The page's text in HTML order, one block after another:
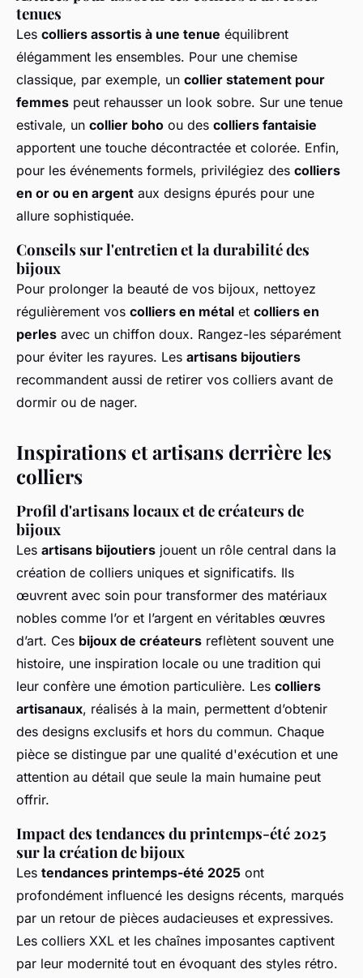
tenues
Les colliers assortis à une tenue équilibrent
élégamment les ensembles. Pour une chemise
classique, par exemple, un collier statement pour
femmes peut rehausser un look sobre. Sur une tenue
estivale, un collier boho ou des colliers fantaisie
apportent une touche décontractée et colorée. Enfin,
pour les événements formels, privilégiez des colliers
en or ou en argent aux designs épurés pour une
allure sophistiquée.
Conseils sur l'entretien et la durabilité des
bijoux
Pour prolonger la beauté de vos bijoux, nettoyez
régulièrement vos colliers en métal et colliers en
perles avec un chiffon doux. Rangez-les séparément
pour éviter les rayures. Les artisans bijoutiers
recommandent aussi de retirer vos colliers avant de
dormir ou de nager.
Inspirations et artisans derrière les
colliers
Profil d'artisans locaux et de créateurs de
bijoux
Les artisans bijoutiers jouent un rôle central dans la
création de colliers uniques et significatifs. Ils
œuvrent avec soin pour transformer des matériaux
nobles comme l’or et l’argent en véritables œuvres
d’art. Ces bijoux de créateurs reflètent souvent une
histoire, une inspiration locale ou une tradition qui
leur confère une émotion particulière. Les colliers
artisanaux, réalisés à la main, permettent d’obtenir
des designs exclusifs et hors du commun. Chaque
pièce se distingue par une qualité d'exécution et une
attention au détail que seule la main humaine peut
offrir.
Impact des tendances du printemps-été 2025
sur la création de bijoux
Les tendances printemps-été 2025 ont
profondément influencé les designs récents, marqués
par un retour de pièces audacieuses et expressives.
Les colliers XXL et les chaînes imposantes captivent
par leur modernité tout en évoquant des styles rétro.